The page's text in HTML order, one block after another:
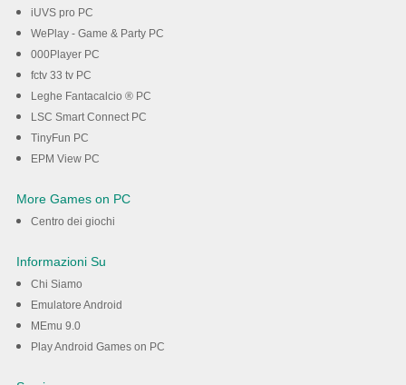
iUVS pro PC
WePlay - Game & Party PC
000Player PC
fctv 33 tv PC
Leghe Fantacalcio ® PC
LSC Smart Connect PC
TinyFun PC
EPM View PC
More Games on PC
Centro dei giochi
Informazioni Su
Chi Siamo
Emulatore Android
MEmu 9.0
Play Android Games on PC